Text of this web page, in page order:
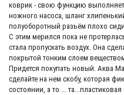
коврик - свою функцию
ножного насоса, шланг
полуоборотный разьём плохо
С этим мерился пока не
стала пропускать воздух. Она
покрытой тонким слоем
Придется покупать новый. Аква
сделайте на нем скобу, которая
состоянии, а то ...